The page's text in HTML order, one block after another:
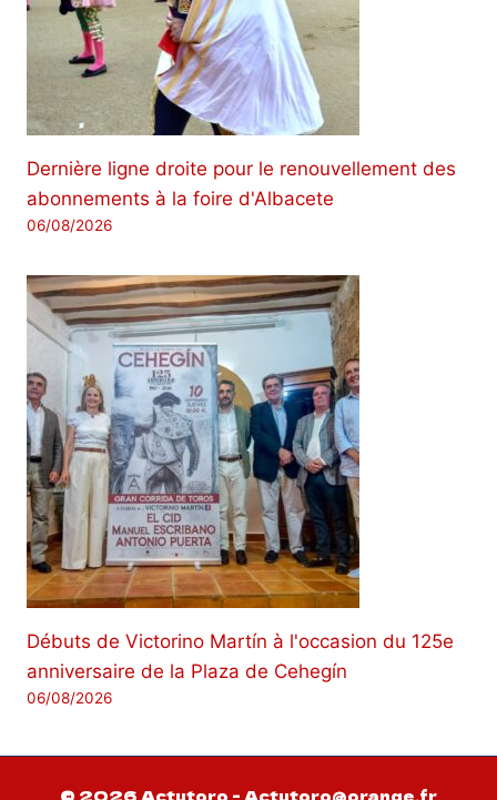
Dernière ligne droite pour le renouvellement des
abonnements à la foire d'Albacete
06/08/2026
Débuts de Victorino Martín à l'occasion du 125e
anniversaire de la Plaza de Cehegín
06/08/2026